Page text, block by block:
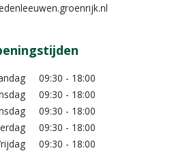
09:30 - 18:00
09:30 - 18:00
09:30 - 18:00
09:30 - 18:00
09:30 - 18:00